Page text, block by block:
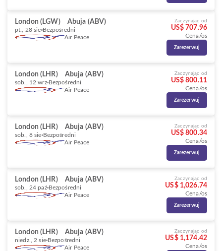
London (LGW) Abuja (ABV)
pt., 28 sie Bezpośredni
Air Peace
Zaczynając od
US$ 707.96
Cena/os
Zarezerwuj
London (LHR) Abuja (ABV)
sob., 12 wrz Bezpośredni
Air Peace
Zaczynając od
US$ 800.11
Cena/os
Zarezerwuj
London (LHR) Abuja (ABV)
sob., 8 sie Bezpośredni
Air Peace
Zaczynając od
US$ 800.34
Cena/os
Zarezerwuj
London (LHR) Abuja (ABV)
sob., 24 paź Bezpośredni
Air Peace
Zaczynając od
US$ 1,026.74
Cena/os
Zarezerwuj
London (LHR) Abuja (ABV)
niedz., 2 sie Bezpośredni
Air Peace
Zaczynając od
US$ 1,174.42
Cena/os